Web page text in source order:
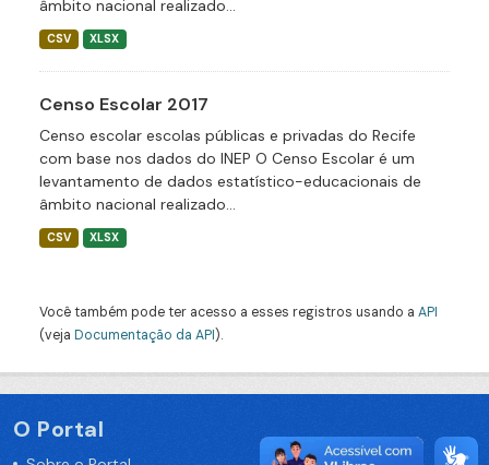
âmbito nacional realizado...
CSV XLSX
Censo Escolar 2017
Censo escolar escolas públicas e privadas do Recife
com base nos dados do INEP O Censo Escolar é um
levantamento de dados estatístico-educacionais de
âmbito nacional realizado...
CSV XLSX
Você também pode ter acesso a esses registros usando a API
(veja Documentação da API).
O Portal